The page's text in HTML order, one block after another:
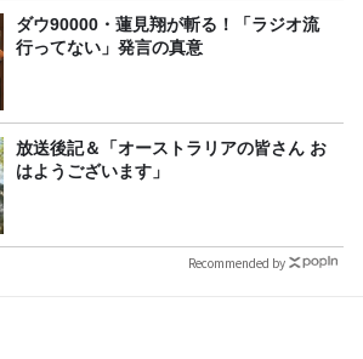
ダウ90000・蓮見翔が斬る！「ラジオ流
行ってない」発言の真意
放送後記＆「オーストラリアの皆さん お
はようございます」
Recommended by